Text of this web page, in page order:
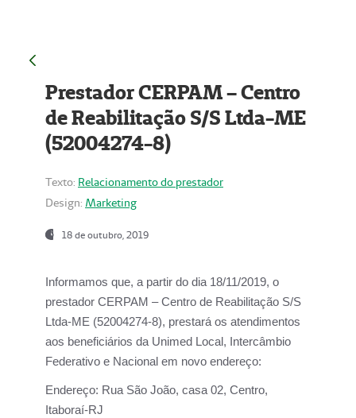
Prestador CERPAM – Centro
de Reabilitação S/S Ltda-ME
(52004274-8)
Texto: Relacionamento do prestador
Design: Marketing
18 de outubro, 2019
Informamos que, a partir do dia 18/11/2019, o
prestador CERPAM – Centro de Reabilitação S/S
Ltda-ME (52004274-8), prestará os atendimentos
aos beneficiários da Unimed Local, Intercâmbio
Federativo e Nacional em novo endereço:
Endereço: Rua São João, casa 02, Centro,
Itaboraí-RJ